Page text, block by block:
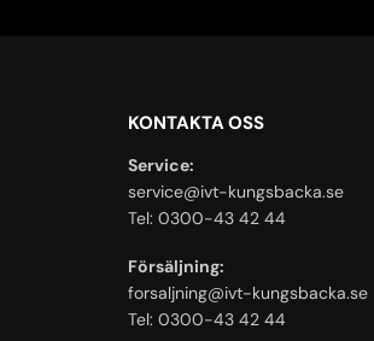
KONTAKTA OSS
Service:
service@ivt-kungsbacka.se
Tel: 0300-43 42 44
Försäljning:
forsaljning@ivt-kungsbacka.se
Tel: 0300-43 42 44